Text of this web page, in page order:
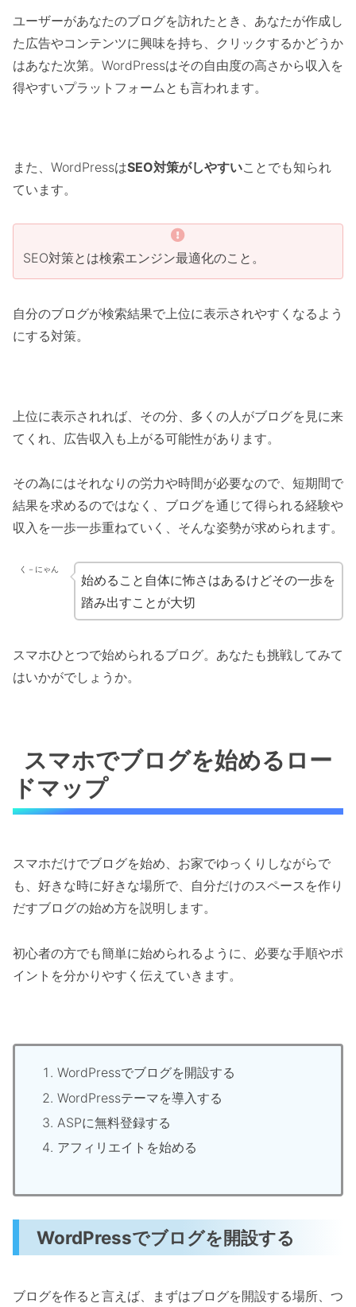
ユーザーがあなたのブログを訪れたとき、あなたが作成し
た広告やコンテンツに興味を持ち、クリックするかどうか
はあなた次第。WordPressはその自由度の高さから収入を
得やすいプラットフォームとも言われます。
また、WordPressはSEO対策がしやすいことでも知られ
ています。
SEO対策とは検索エンジン最適化のこと。
自分のブログが検索結果で上位に表示されやすくなるよう
にする対策。
上位に表示されれば、その分、多くの人がブログを見に来
てくれ、広告収入も上がる可能性があります。
その為にはそれなりの労力や時間が必要なので、短期間で
結果を求めるのではなく、ブログを通じて得られる経験や
収入を一歩一歩重ねていく、そんな姿勢が求められます。
く－にゃん
始めること自体に怖さはあるけどその一歩を
踏み出すことが大切
スマホひとつで始められるブログ。あなたも挑戦してみて
はいかがでしょうか。
スマホでブログを始めるロー
ドマップ
スマホだけでブログを始め、お家でゆっくりしながらで
も、好きな時に好きな場所で、自分だけのスペースを作り
だすブログの始め方を説明します。
初心者の方でも簡単に始められるように、必要な手順やポ
イントを分かりやすく伝えていきます。
WordPressでブログを開設する
WordPressテーマを導入する
ASPに無料登録する
アフィリエイトを始める
WordPressでブログを開設する
ブログを作ると言えば、まずはブログを開設する場所、つ